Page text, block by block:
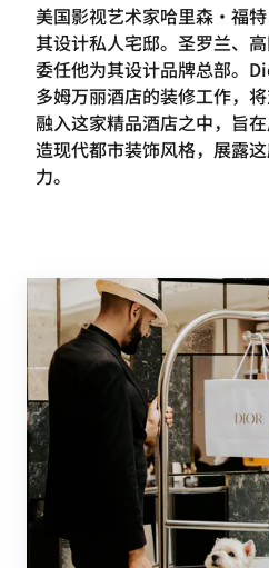
美国影视艺术家哈里森·福
其设计私人宅邸。圣罗兰、
委任他为其设计品牌总部。
多姆万丽酒店的装修工作，
融入这家精品酒店之中，旨
造现代都市装饰风格，展露
力。